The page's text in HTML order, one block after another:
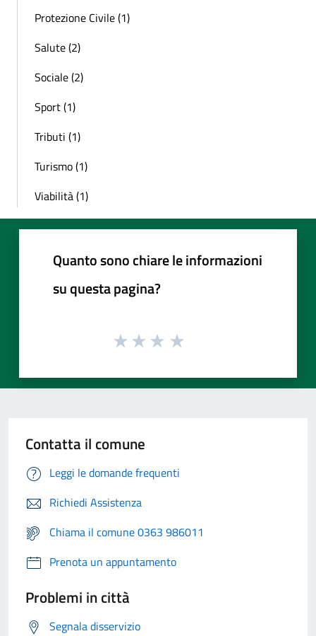
Protezione Civile (1)
Salute (2)
Sociale (2)
Sport (1)
Tributi (1)
Turismo (1)
Viabilità (1)
Quanto sono chiare le informazioni
su questa pagina?
Contatta il comune
Leggi le domande frequenti
Richiedi Assistenza
Chiama il comune 0363 986011
Prenota un appuntamento
Problemi in città
Segnala disservizio